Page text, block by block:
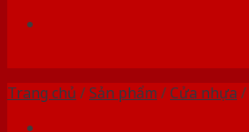
Trang chủ /Sản phẩm /Cửa nhựa /